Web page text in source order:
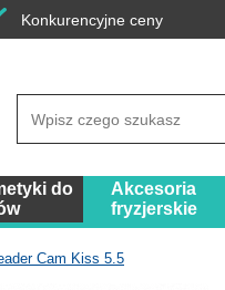
Konkurencyjne ceny
do
Akcesoria
fryzjerskie
Cam Kiss 5.5